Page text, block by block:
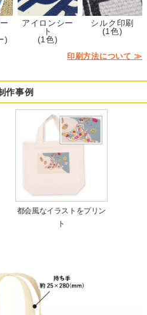
)
アイロンシー
ト
(1色)
シルク印刷
(1色)
印刷方法について ≫
作事例
都会風なイラストをプリン
ト